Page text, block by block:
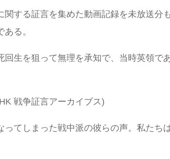
する証言を集めた動画記録を未放送
ある。
生を狙って無理を承知で、当時英領
戦争証言アーカイブス)
てしまった戦中派の彼らの声。私た